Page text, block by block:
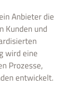
Anbieter die
Kunden und
wird eine
Prozesse,
entwickelt.